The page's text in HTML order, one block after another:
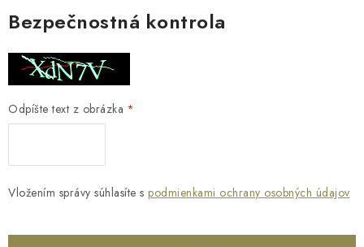
Bezpečnostná kontrola
Odpíšte text z obrázka
Vložením správy súhlasíte s podmienkami ochrany osobných údajov